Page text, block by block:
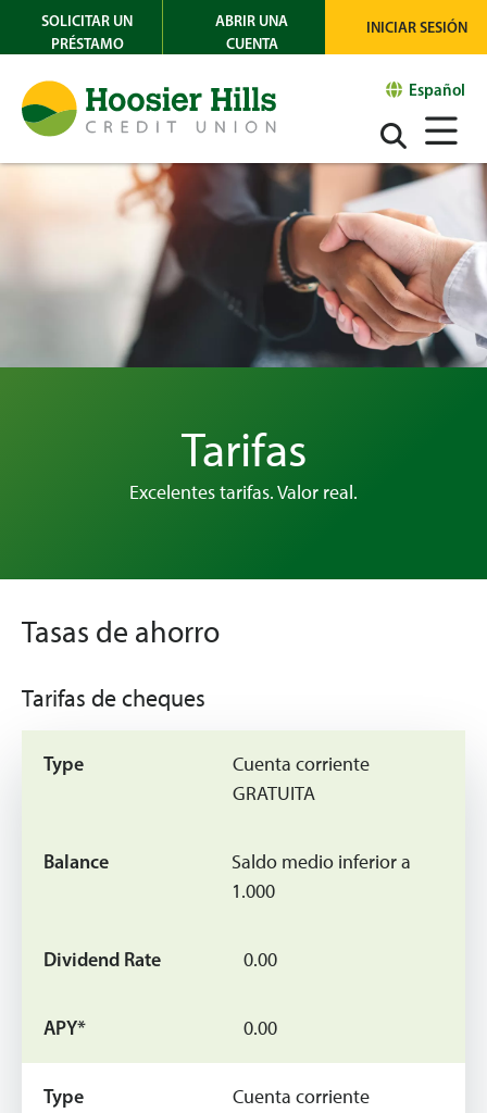
SOLICITAR UN
PRÉSTAMO
ABRIR UNA
CUENTA
INICIAR SESIÓN
Español
Tarifas
Excelentes tarifas. Valor real.
Tasas de ahorro
Tarifas de cheques
Cuenta corriente
GRATUITA
Saldo medio inferior a
1.000
0.00
0.00
Cuenta corriente